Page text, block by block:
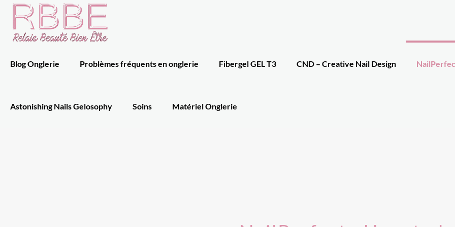
Blog Onglerie Problèmes fréquents en onglerie Fibergel GEL T3 CND – Creative Nail Design
Astonishing Nails Gelosophy Soins Matériel Onglerie